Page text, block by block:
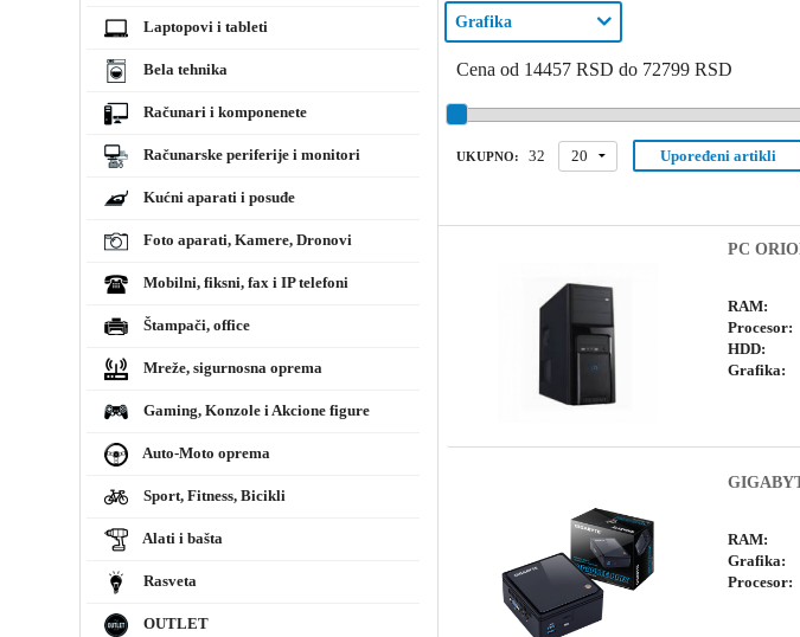
Laptopovi i tableti
Bela tehnika
Računari i komponenete
Računarske periferije i monitori
Kućni aparati i posuđe
Foto aparati, Kamere, Dronovi
Mobilni, fiksni, fax i IP telefoni
Štampači, office
Mreže, sigurnosna oprema
Gaming, Konzole i Akcione figure
Auto-Moto oprema
Sport, Fitness, Bicikli
Alati i bašta
Rasveta
OUTLET
Grafika
Cena od 14457 RSD do 72799 RSD
UKUPNO: 32 20 Upoređeni artikli
PC
RAM:
Procesor:
HDD:
Grafika:
RAM:
Grafika:
Procesor: